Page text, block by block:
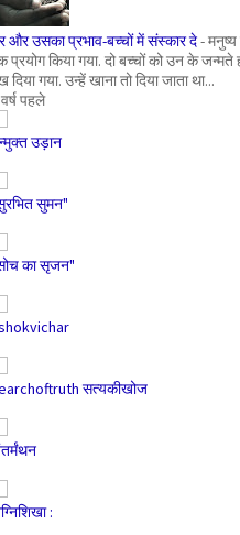
और उसका प्रभाव-बच्चों में संस्कार दे-
प्रयोग किया गया. दो बच्चों को उन के
दिया गया. उन्हें खाना तो दिया जाता था...
पहले
उड़ान
सुमन"
का सृजन"
सत्यकीखोज
: